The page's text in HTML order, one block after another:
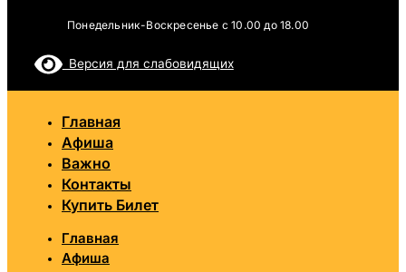
Понедельник-Воскресенье c 10.00 до 18.00
Версия для слабовидящих
Главная
Афиша
Важно
Контакты
Купить Билет
Главная
Афиша